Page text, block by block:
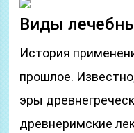
Виды
История
прошлое.
эры
древнеримские